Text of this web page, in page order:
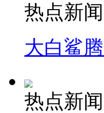
热点新闻
大白鲨
热点新闻